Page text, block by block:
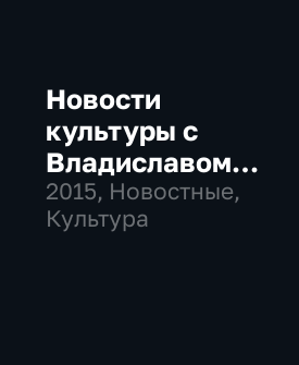
Новости
культуры с
Владиславом
Флярковским
2015, Новостные,
Культура